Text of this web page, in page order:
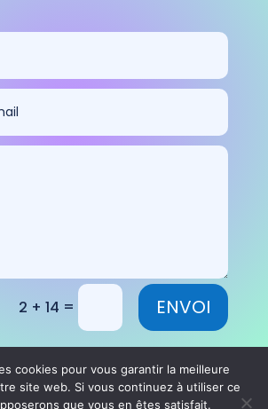
2 + 14 = ENVOI
cookies pour vous garantir la meilleure
site web. Si vous continuez à utiliser ce
que vous en êtes satisfait.